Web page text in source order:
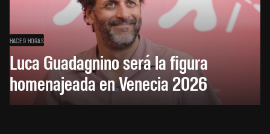
HACE 9 HORAS
Luca Guadagnino será la figura
homenajeada en Venecia 2026